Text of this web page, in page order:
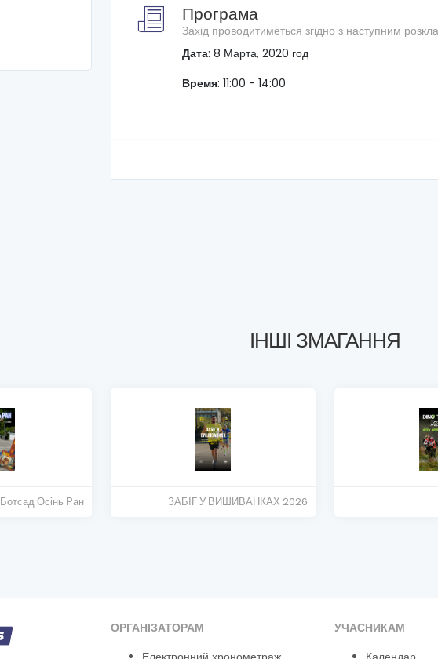
Програма
Захід проводитиметься згідно з наступним
Дата: 8 Марта, 2020 год
Время: 11:00 - 14:00
ІНШІ ЗМАГАННЯ
Ботсад Осінь Ран ЗАБІГ У ВИШИВАНКАХ 2026
ОРГАНІЗАТОРАМ
УЧАСНИКАМ